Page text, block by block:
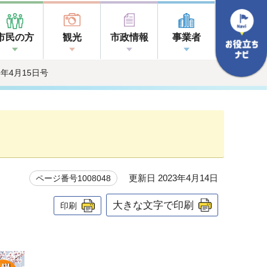
民の方 観光 市政情報 事業者
4月15日号
ページ番号1008048 更新日 2023年4月14日
印刷 大きな文字で印刷